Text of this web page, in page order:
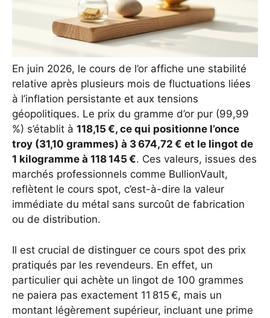
En juin 2026, le cours de l’or affiche une stabilité
relative après plusieurs mois de fluctuations liées
à l’inflation persistante et aux tensions
géopolitiques. Le prix du gramme d’or pur (99,99
%) s’établit à 118,15 €, ce qui positionne l’once
troy (31,10 grammes) à 3 674,72 € et le lingot de
1 kilogramme à 118 145 €. Ces valeurs, issues des
marchés professionnels comme BullionVault,
reflètent le cours spot, c’est-à-dire la valeur
immédiate du métal sans surcoût de fabrication
ou de distribution.
Il est crucial de distinguer ce cours spot des prix
pratiqués par les revendeurs. En effet, un
particulier qui achète un lingot de 100 grammes
ne paiera pas exactement 11 815 €, mais un
montant légèrement supérieur, incluant une prime